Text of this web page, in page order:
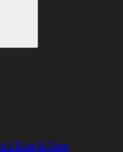
I Hate It Here